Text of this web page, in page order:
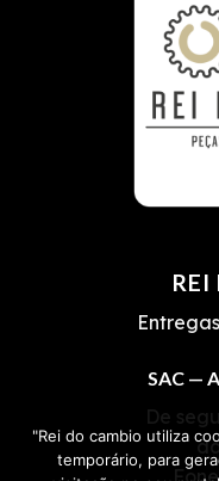
SAC —
De
"Rei do cambio utiliza
temporário, para